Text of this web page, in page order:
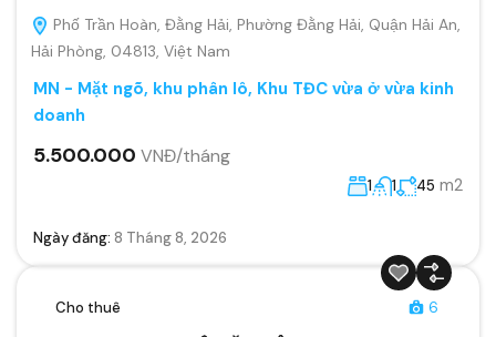
Phố Trần Hoàn, Đằng Hải, Phường Đằng Hải, Quận Hải An,
Hải Phòng, 04813, Việt Nam
MN - Mặt ngõ, khu phân lô, Khu TĐC vừa ở vừa kinh
doanh
5.500.000 VNĐ/tháng
1 1 45 m2
Ngày đăng: 8 Tháng 8, 2026
Cho thuê 6